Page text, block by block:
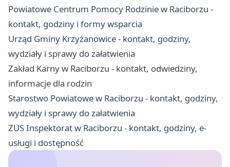
Powiatowe Centrum Pomocy Rodzinie w Raciborzu -
kontakt, godziny i formy wsparcia
Urząd Gminy Krzyżanowice - kontakt, godziny,
wydziały i sprawy do załatwienia
Zakład Karny w Raciborzu - kontakt, odwiedziny,
informacje dla rodzin
Starostwo Powiatowe w Raciborzu - kontakt, godziny,
wydziały i sprawy do załatwienia
ZUS Inspektorat w Raciborzu - kontakt, godziny, e-
usługi i dostępność